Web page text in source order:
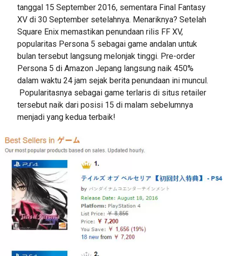
tanggal 15 September 2016, sementara Final Fantasy
XV di 30 September setelahnya. Menariknya? Setelah
Square Enix memastikan penundaan rilis FF XV,
popularitas Persona 5 sebagai game andalan untuk
bulan tersebut langsung melonjak tinggi. Pre-order
Persona 5 di Amazon Jepang langsung naik 450%
dalam waktu 24 jam sejak berita penundaan ini muncul.
Popularitasnya sebagai game terlaris di situs retailer
tersebut naik dari posisi 15 di malam sebelumnya
menjadi yang kedua terbaik!